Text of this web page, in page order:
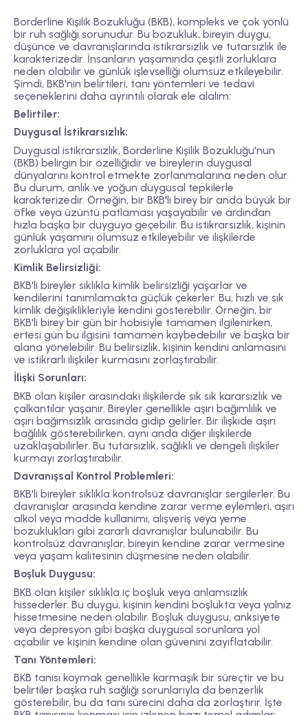
Borderline Kişilik Bozukluğu (BKB), kompleks ve çok yönlü
bir ruh sağlığı sorunudur. Bu bozukluk, bireyin duygu,
düşünce ve davranışlarında istikrarsızlık ve tutarsızlık ile
karakterizedir. İnsanların yaşamında çeşitli zorluklara
neden olabilir ve günlük işlevselliği olumsuz etkileyebilir.
Şimdi, BKB'nin belirtileri, tanı yöntemleri ve tedavi
seçeneklerini daha ayrıntılı olarak ele alalım:
Belirtiler:
Duygusal İstikrarsızlık:
Duygusal istikrarsızlık, Borderline Kişilik Bozukluğu'nun
(BKB) belirgin bir özelliğidir ve bireylerin duygusal
dünyalarını kontrol etmekte zorlanmalarına neden olur.
Bu durum, anlık ve yoğun duygusal tepkilerle
karakterizedir. Örneğin, bir BKB'li birey bir anda büyük bir
öfke veya üzüntü patlaması yaşayabilir ve ardından
hızla başka bir duyguya geçebilir. Bu istikrarsızlık, kişinin
günlük yaşamını olumsuz etkileyebilir ve ilişkilerde
zorluklara yol açabilir.
Kimlik Belirsizliği:
BKB'li bireyler sıklıkla kimlik belirsizliği yaşarlar ve
kendilerini tanımlamakta güçlük çekerler. Bu, hızlı ve sık ​​
kimlik değişiklikleriyle kendini gösterebilir. Örneğin, bir
BKB'li birey bir gün bir hobisiyle tamamen ilgilenirken,
ertesi gün bu ilgisini tamamen kaybedebilir ve başka bir
alana yönelebilir. Bu belirsizlik, kişinin kendini anlamasını
ve istikrarlı ilişkiler kurmasını zorlaştırabilir.
İlişki Sorunları:
BKB olan kişiler arasındaki ilişkilerde sık ​​sık kararsızlık ve
çalkantılar yaşanır. Bireyler genellikle aşırı bağımlılık ve
aşırı bağımsızlık arasında gidip gelirler. Bir ilişkide aşırı
bağlılık gösterebilirken, aynı anda diğer ilişkilerde
uzaklaşabilirler. Bu tutarsızlık, sağlıklı ve dengeli ilişkiler
kurmayı zorlaştırabilir.
Davranışsal Kontrol Problemleri:
BKB'li bireyler sıklıkla kontrolsüz davranışlar sergilerler. Bu
davranışlar arasında kendine zarar verme eylemleri, aşırı
alkol veya madde kullanımı, alışveriş veya yeme
bozuklukları gibi zararlı davranışlar bulunabilir. Bu
kontrolsüz davranışlar, bireyin kendine zarar vermesine
veya yaşam kalitesinin düşmesine neden olabilir.
Boşluk Duygusu:
BKB olan kişiler sıklıkla iç boşluk veya anlamsızlık
hissederler. Bu duygu, kişinin kendini boşlukta veya yalnız
hissetmesine neden olabilir. Boşluk duygusu, anksiyete
veya depresyon gibi başka duygusal sorunlara yol
açabilir ve kişinin kendine olan güvenini zayıflatabilir.
Tanı Yöntemleri:
BKB tanısı koymak genellikle karmaşık bir süreçtir ve bu
belirtiler başka ruh sağlığı sorunlarıyla da benzerlik
gösterebilir, bu da tanı sürecini daha da zorlaştırır. İşte